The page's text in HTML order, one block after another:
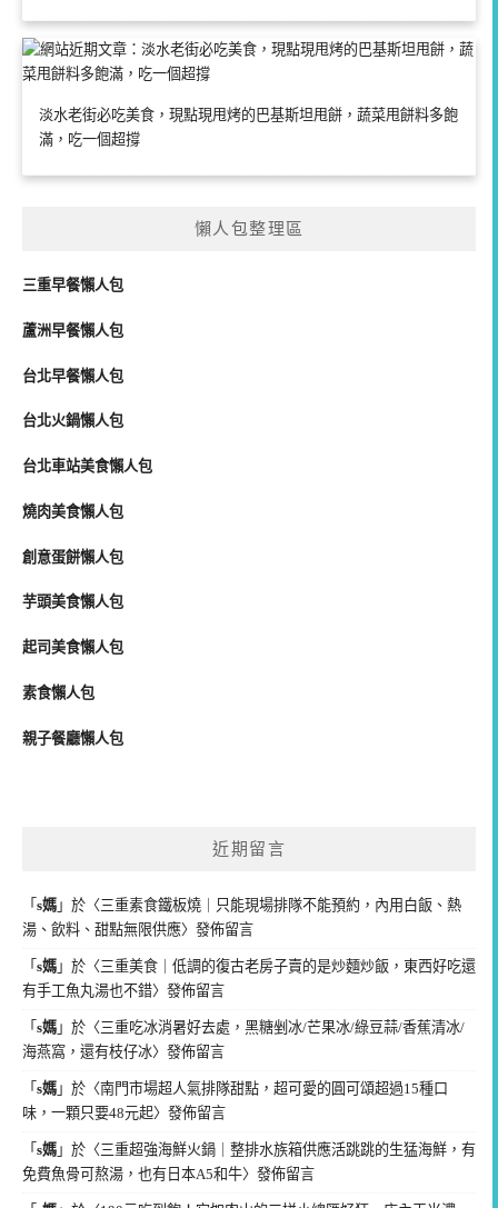
淡水老街必吃美食，現點現甩烤的巴基斯坦甩餅，蔬菜甩餅料多飽
滿，吃一個超撐
懶人包整理區
三重早餐懶人包
蘆洲早餐懶人包
台北早餐懶人包
台北火鍋懶人包
台北車站美食懶人包
燒肉美食懶人包
創意蛋餅懶人包
芋頭美食懶人包
起司美食懶人包
素食懶人包
親子餐廳懶人包
近期留言
「 s媽 」於〈三重素食鐵板燒｜只能現場排隊不能預約，內用白飯、熱
湯、飲料、甜點無限供應〉發佈留言
「 s媽 」於〈三重美食｜低調的復古老房子賣的是炒麵炒飯，東西好吃還
有手工魚丸湯也不錯〉發佈留言
「 s媽 」於〈三重吃冰消暑好去處，黑糖剉冰/芒果冰/綠豆蒜/香蕉清冰/
海燕窩，還有枝仔冰〉發佈留言
「 s媽 」於〈南門市場超人氣排隊甜點，超可愛的圓可頌超過15種口
味，一顆只要48元起〉發佈留言
「 s媽 」於〈三重超強海鮮火鍋｜整排水族箱供應活跳跳的生猛海鮮，有
免費魚骨可熬湯，也有日本A5和牛〉發佈留言